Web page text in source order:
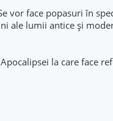
vor face popasuri în
ale lumii antice şi
la care face